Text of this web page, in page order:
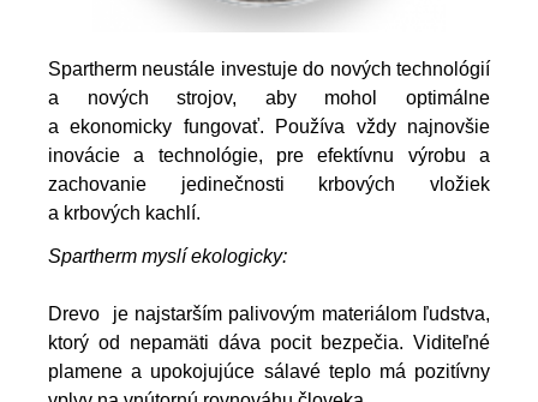
Spartherm neustále investuje do nových technológií
a nových strojov, aby mohol optimálne
a ekonomicky fungovať. Používa vždy najnovšie
inovácie a technológie, pre efektívnu výrobu a
zachovanie jedinečnosti krbových vložiek
a krbových kachlí.
Spartherm myslí ekologicky:
Drevo je najstarším palivovým materiálom ľudstva,
ktorý od nepamäti dáva pocit bezpečia. Viditeľné
plamene a upokojujúce sálavé teplo má pozitívny